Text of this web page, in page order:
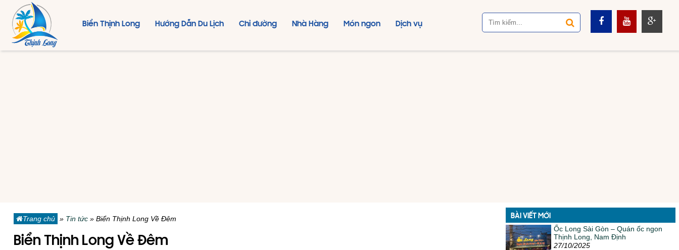
Biển Thịnh Long Hướng Dẫn Du Lịch Chỉ đường Nhà Hàng Món ngon Dịch vụ
Trang chủ » Tin tức » Biển Thịnh Long Về Đêm
Biển Thịnh Long Về Đêm
BÀI VIẾT MỚI
Ốc Long Sài Gòn – Quán ốc ngon
Thịnh Long, Nam Định
27/10/2025